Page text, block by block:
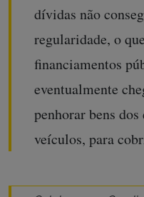
dívidas não
regularidade, o
financiamentos
eventualmente
penhorar bens
veículos, para